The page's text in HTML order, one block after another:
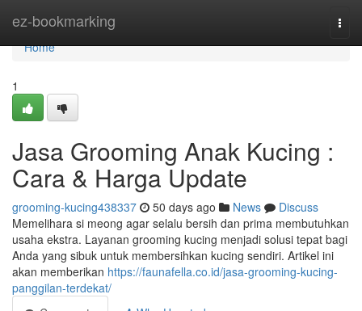
ez-bookmarking
Home
Home
1
Jasa Grooming Anak Kucing :
Cara & Harga Update
grooming-kucing438337 50 days ago News
Discuss
Memelihara si meong agar selalu bersih dan prima membutuhkan
usaha ekstra. Layanan grooming kucing menjadi solusi tepat bagi
Anda yang sibuk untuk membersihkan kucing sendiri. Artikel ini
akan memberikan https://faunafella.co.id/jasa-grooming-kucing-
panggilan-terdekat/